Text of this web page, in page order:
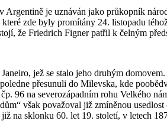
je uznáván jako průkopník
zde byly promítány 24. listopadu
že Friedrich Figner patřil k čelným
jež se stalo jeho druhým
přesunuli do Milevska, kde
96 na severozápadním rohu Velkého
však považoval již zmíněnou
na sklonku 60. let 19. století, v letech